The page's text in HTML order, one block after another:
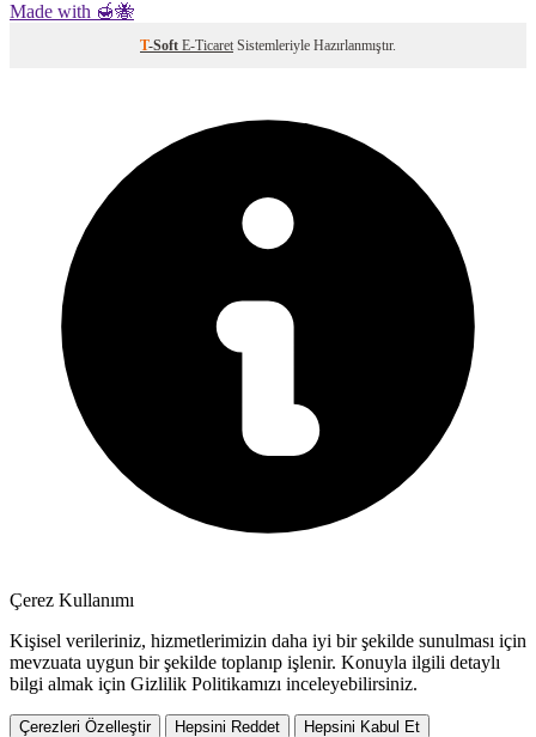
Made with 🍯🐝
T-Soft E-Ticaret Sistemleriyle Hazırlanmıştır.
Çerez Kullanımı
Kişisel verileriniz, hizmetlerimizin daha iyi bir şekilde sunulması için
mevzuata uygun bir şekilde toplanıp işlenir. Konuyla ilgili detaylı
bilgi almak için Gizlilik Politikamızı inceleyebilirsiniz.
Çerezleri Özelleştir Hepsini Reddet Hepsini Kabul Et